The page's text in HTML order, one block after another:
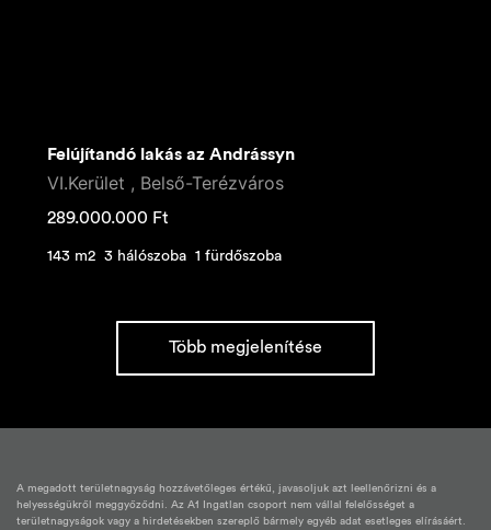
Felújítandó lakás az Andrássyn
VI.Kerület , Belső-Terézváros
289.000.000 Ft
143 m2 3 hálószoba 1 fürdőszoba
Több megjelenítése
A megadott területnagyság hozzávetőleges értékű, javasoljuk azt leellenőrizni és a
helyességükről meggyőződni. Az A1 Ingatlan csoport nem vállal felelősséget a
területnagyságok vagy a hirdetésekben szereplő bármely egyéb adat esetleges elírásáért.